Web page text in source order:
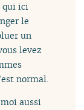
qui ici
le
un
levez
normal.
aussi